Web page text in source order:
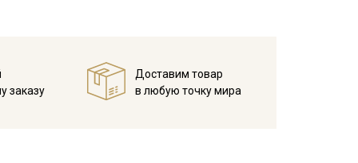
на низких оборотах;
химических компонентов;
проветриваемом помещении, без пересушивания;
заказу
Доставим товар
в любую точку мира